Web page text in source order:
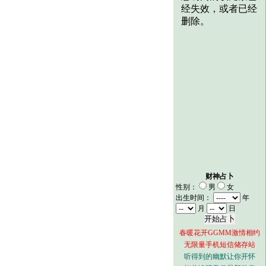
财神占卜
性别：
男
女
出生时间：
年
月
日
春暖花开GGMM激情相约
无限量手机短信储存站
听得到的幽默让你开怀